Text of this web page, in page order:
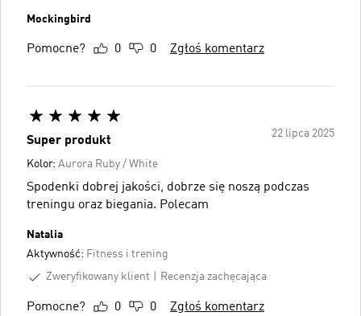
Mockingbird
Pomocne? 0 0 Zgłoś komentarz
22 lipca 2025
Super produkt
Kolor: Aurora Ruby / White
Spodenki dobrej jakości, dobrze się noszą podczas
treningu oraz biegania. Polecam
Natalia
Aktywność: Fitness i trening
Zweryfikowany klient
Recenzja zachęcająca
Pomocne? 0 0 Zgłoś komentarz